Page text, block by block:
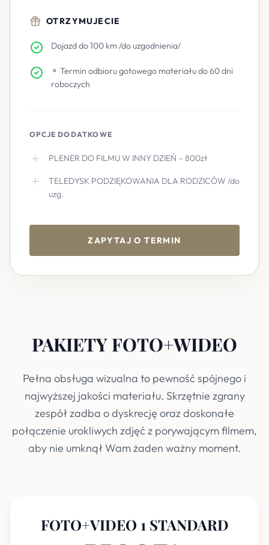
OTRZYMUJECIE
Dojazd do 100 km /do uzgodnienia/
⚬ Termin odbioru gotowego materiału do 60 dni
roboczych
OPCJE DODATKOWE
PLENER DO FILMU W INNY DZIEŃ – 800zł
TELEDYSK PODZIĘKOWANIA DLA RODZICÓW /do
uzg.
ZAPYTAJ O TERMIN
PAKIETY FOTO+WIDEO
Pełna obsługa wizualna to pewność spójnego i
najwyższej jakości materiału. Skrzętnie zgrany
zespół zadba o dyskrecję oraz doskonałe
połączenie urokliwych zdjęć z porywającym filmem,
aby nie umknął Wam żaden ważny moment.
FOTO+VIDEO 1 STANDARD